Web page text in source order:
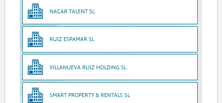
NACAR TALENT SL
RUIZ ESPAMAR SL
VILLANUEVA RUIZ HOLDING SL
SMART PROPERTY & RENTALS SL